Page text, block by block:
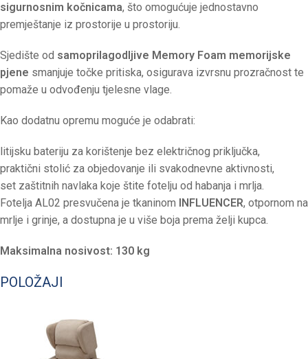
sigurnosnim kočnicama, što omogućuje jednostavno
premještanje iz prostorije u prostoriju.
Sjedište od samoprilagodljive Memory Foam memorijske
pjene smanjuje točke pritiska, osigurava izvrsnu prozračnost te
pomaže u odvođenju tjelesne vlage.
Kao dodatnu opremu moguće je odabrati:
litijsku bateriju za korištenje bez električnog priključka,
praktični stolić za objedovanje ili svakodnevne aktivnosti,
set zaštitnih navlaka koje štite fotelju od habanja i mrlja.
Fotelja AL02 presvučena je tkaninom INFLUENCER, otpornom na
mrlje i grinje, a dostupna je u više boja prema želji kupca.
Maksimalna nosivost: 130 kg
POLOŽAJI